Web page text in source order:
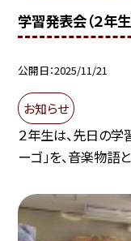
学習発表会（２年生
公開日 2025/11/21
お知らせ
２年生は、先日の
ーゴ」を、音楽物語